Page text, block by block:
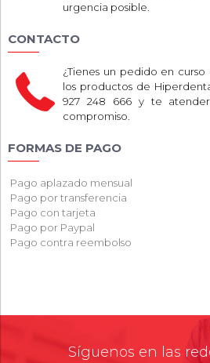
urgencia posible.
CONTACTO
¿Tienes un pedido en
los productos de
927 248 666 y te
compromiso.
FORMAS DE PAGO
Pago aplazado mensual
Pago por transferencia
Pago con tarjeta
Pago por Paypal
Pago contra reembolso
Síguenos en las